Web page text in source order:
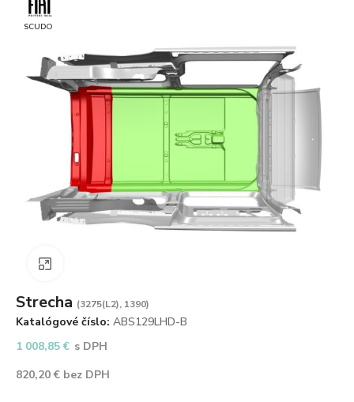
SCUDO
Strecha (3275(L2), 1390)
Katalógové číslo: ABS129LHD-B
1 008,85€ s DPH
820,20€ bez DPH